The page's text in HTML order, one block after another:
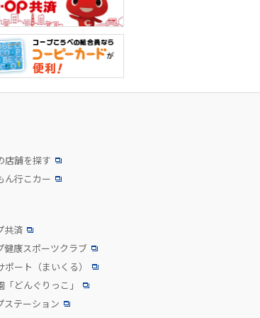
店舗を探す
ん行こカー
共済
健康スポーツクラブ
ポート （まいくる）
「どんぐりっこ」
ステーション